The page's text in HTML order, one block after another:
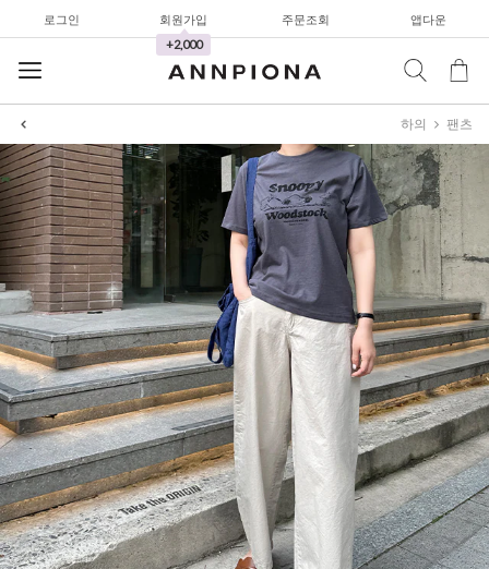
로그인
회원가입
+2,000
주문조회 앱다운
셔츠&블라우스
가디건/니트
와이드팬츠
한정세일
셔츠&블라우스
가디건/니트
와이드팬츠
한정세일
셔츠&블라우스
가디건/니트
와이드팬츠
하의 팬츠